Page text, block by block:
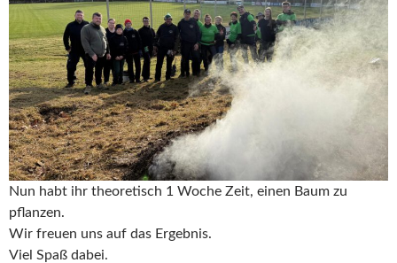
Nun habt ihr theoretisch 1 Woche Zeit, einen Baum zu
pflanzen.
Wir freuen uns auf das Ergebnis.
Viel Spaß dabei.